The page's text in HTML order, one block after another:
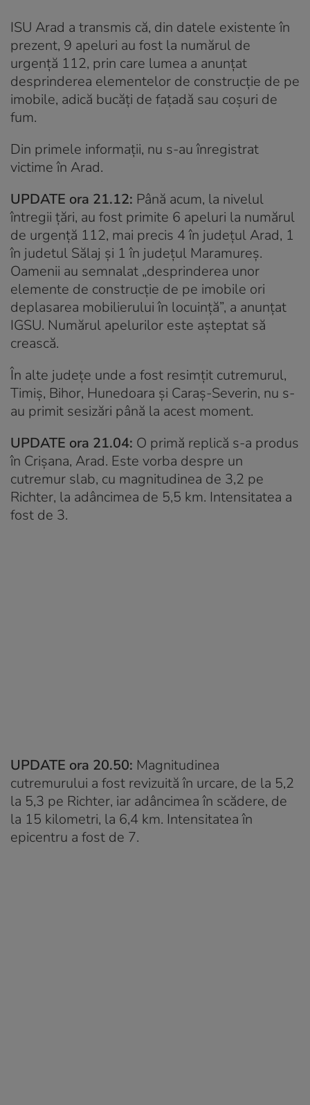
ISU Arad a transmis că, din datele existente în
prezent, 9 apeluri au fost la numărul de
urgență 112, prin care lumea a anunțat
desprinderea elementelor de construcție de pe
imobile, adică bucăți de fațadă sau coșuri de
fum.
Din primele informații, nu s-au înregistrat
victime în Arad.
UPDATE ora 21.12: Până acum, la nivelul
întregii țări, au fost primite 6 apeluri la numărul
de urgență 112, mai precis 4 în județul Arad, 1
în judetul Sălaj și 1 în județul Maramureș.
Oamenii au semnalat „desprinderea unor
elemente de construcție de pe imobile ori
deplasarea mobilierului în locuință”, a anunțat
IGSU. Numărul apelurilor este așteptat să
crească.
În alte județe unde a fost resimțit cutremurul,
Timiș, Bihor, Hunedoara și Caraș-Severin, nu s-
au primit sesizări până la acest moment.
UPDATE ora 21.04: O primă replică s-a produs
în Crișana, Arad. Este vorba despre un
cutremur slab, cu magnitudinea de 3,2 pe
Richter, la adâncimea de 5,5 km. Intensitatea a
fost de 3.
UPDATE ora 20.50: Magnitudinea
cutremurului a fost revizuită în urcare, de la 5,2
la 5,3 pe Richter, iar adâncimea în scădere, de
la 15 kilometri, la 6,4 km. Intensitatea în
epicentru a fost de 7.